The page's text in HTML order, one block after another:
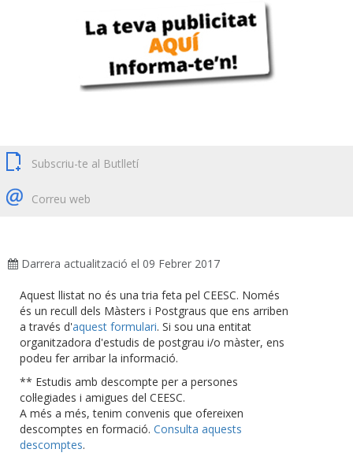
Subscriu-te al Butlletí
Correu web
Darrera actualització el 09 Febrer 2017
Aquest llistat no és una tria feta pel CEESC. Només
és un recull dels Màsters i Postgraus que ens arriben
a través d'aquest formulari. Si sou una entitat
organitzadora d'estudis de postgrau i/o màster, ens
podeu fer arribar la informació.
** Estudis amb descompte per a persones
col·legiades i amigues del CEESC.
A més a més, tenim convenis que ofereixen
descomptes en formació. Consulta aquests
descomptes.